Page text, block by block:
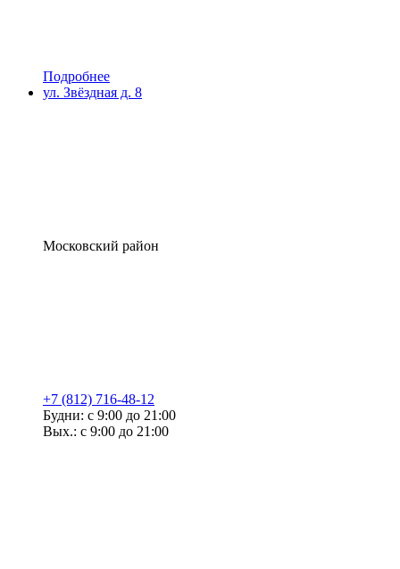
Подробнее
ул. Звёздная д. 8
Московский район
+7 (812) 716-48-12
Будни: с 9:00 до 21:00
Вых.: с 9:00 до 21:00